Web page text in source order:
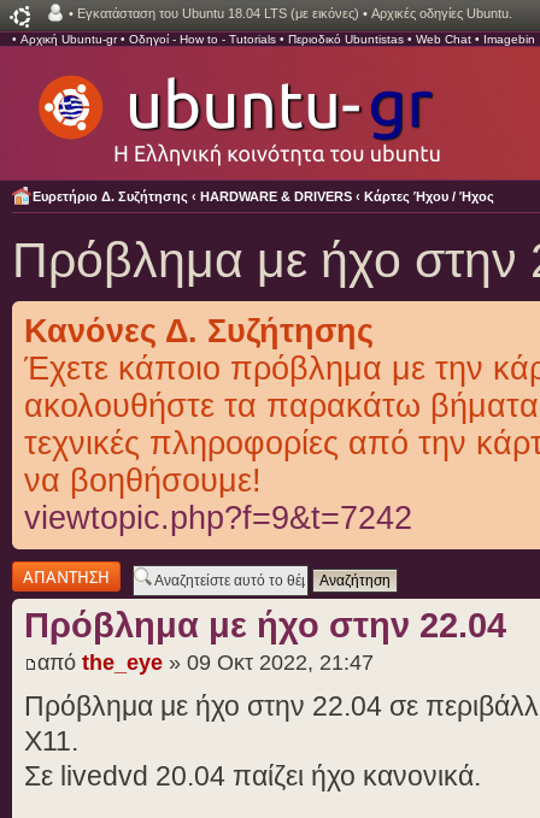
• Εγκατάσταση του Ubuntu 18.04 LTS (με εικόνες) • Αρχικές οδηγίες Ubuntu.
• Αρχική Ubuntu-gr• Οδηγοί - How to - Tutorials • Περιοδικό Ubuntistas • Web Chat • Imagebin
Ευρετήριο Δ. Συζήτησης ‹ HARDWARE & DRIVERS ‹ Κάρτες Ήχου / Ήχος
Πρόβλημα με ήχο στην
Κανόνες Δ. Συζήτησης
Έχετε κάποιο πρόβλημα με την
ακολουθήστε τα παρακάτω βήματα
τεχνικές πληροφορίες από την
να βοηθήσουμε!
viewtopic.php?f=9&t=7242
Δημιουργία
απάντησης
Πρόβλημα με ήχο στην 22.04
από the_eye » 09 Οκτ 2022, 21:47
Πρόβλημα με ήχο στην 22.04 σε
X11.
Σε livedvd 20.04 παίζει ήχο κανονικά.